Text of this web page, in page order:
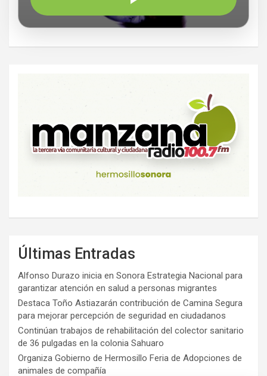
Últimas Entradas
Alfonso Durazo inicia en Sonora Estrategia Nacional para
garantizar atención en salud a personas migrantes
Destaca Toño Astiazarán contribución de Camina Segura
para mejorar percepción de seguridad en ciudadanos
Continúan trabajos de rehabilitación del colector sanitario
de 36 pulgadas en la colonia Sahuaro
Organiza Gobierno de Hermosillo Feria de Adopciones de
animales de compañía